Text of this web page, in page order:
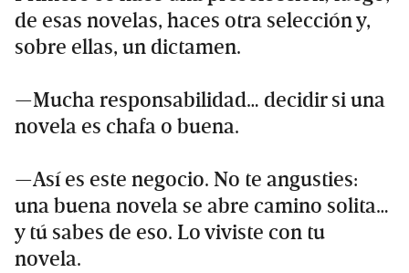
de esas novelas, haces otra selección y,
sobre ellas, un dictamen.
—Mucha responsabilidad… decidir si una
novela es chafa o buena.
—Así es este negocio. No te angusties:
una buena novela se abre camino solita…
y tú sabes de eso. Lo viviste con tu
novela.